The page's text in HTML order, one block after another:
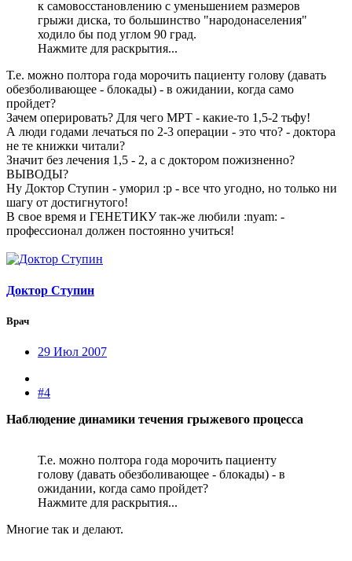
к самовосстановлению с уменьшением размеров
грыжи диска, то большинство "народонаселения"
ходило бы под углом 90 град.
Нажмите для раскрытия...
Т.е. можно полтора года морочить пациенту голову (давать
обезболивающее - блокады) - в ожидании, когда само
пройдет?
Зачем оперировать? Для чего МРТ - какие-то 1,5-2 тьфу!
А люди годами лечаться по 2-3 операции - это что? - доктора
не те книжки читали?
Значит без лечения 1,5 - 2, а с доктором пожизненно?
ВЫВОДЫ?
Ну Доктор Ступин - уморил :p - все что угодно, но только ни
шагу от достигнутого!
В свое время и ГЕНЕТИКУ так-же любили :nyam: -
профессионал должен постоянно учиться!
Доктор Ступин
Врач
29 Июл 2007
#4
Наблюдение динамики течения грыжевого процесса
Т.е. можно полтора года морочить пациенту
голову (давать обезболивающее - блокады) - в
ожидании, когда само пройдет?
Нажмите для раскрытия...
Многие так и делают.